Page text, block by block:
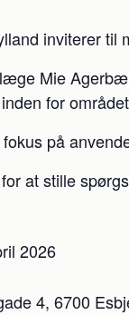
inviterer
Mie
for
på
at stille
2026
4, 6700